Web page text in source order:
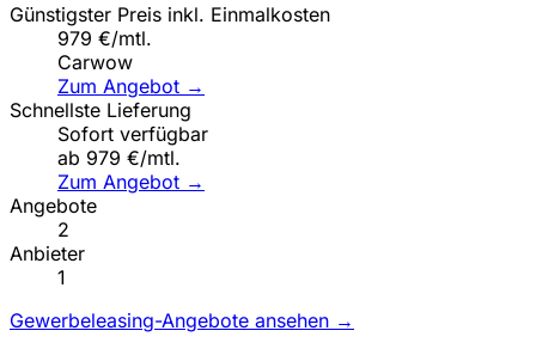
Günstigster Preis inkl. Einmalkosten
979 €/mtl.
Carwow
Zum Angebot →
Schnellste Lieferung
Sofort verfügbar
ab 979 €/mtl.
Zum Angebot →
Angebote
2
Anbieter
1
Gewerbeleasing-Angebote ansehen →